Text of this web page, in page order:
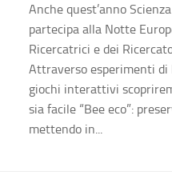
Anche quest’anno
partecipa alla Notte
Ricercatrici e dei
Attraverso esperimenti di
giochi interattivi
sia facile “Bee eco”:
mettendo in...